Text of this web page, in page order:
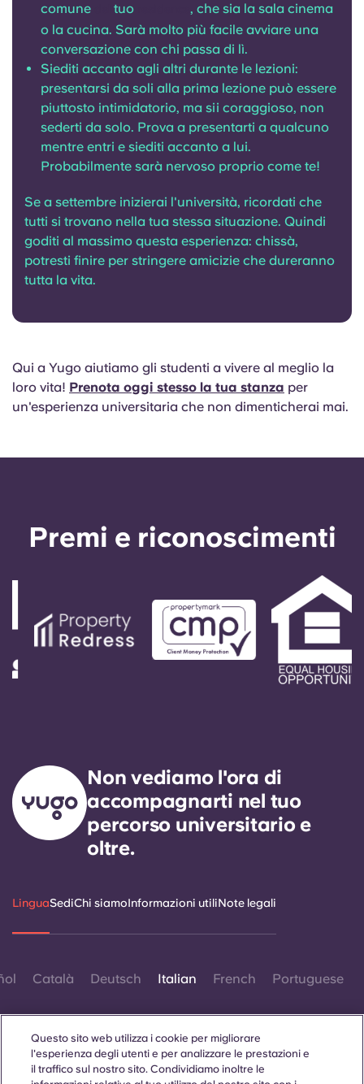
comune
tuo
, che sia la sala cinema
o la cucina. Sarà molto più facile avviare una
conversazione con chi passa di lì.
Siediti accanto agli altri durante le lezioni:
presentarsi da soli alla prima lezione può essere
piuttosto intimidatorio, ma sii coraggioso, non
sederti da solo. Prova a presentarti a qualcuno
mentre entri e siediti accanto a lui.
Probabilmente sarà nervoso proprio come te!
Se a settembre inizierai l'università, ricordati che
tutti si trovano nella tua stessa situazione. Quindi
goditi al massimo questa esperienza: chissà,
potresti finire per stringere amicizie che dureranno
tutta la vita.
Qui a Yugo aiutiamo gli studenti a vivere al meglio la
loro vita! Prenota oggi stesso la tua stanza per
un'esperienza universitaria che non dimenticherai mai.
Premi e riconoscimenti
Non vediamo l'ora di
accompagnarti nel tuo
percorso universitario e
oltre.
LinguaSediChi siamoInformazioni utiliNote legali
Català Deutsch Italian French Portuguese
Questo sito web utilizza i cookie per migliorare
l'esperienza degli utenti e per analizzare le prestazioni e
il traffico sul nostro sito. Condividiamo inoltre le